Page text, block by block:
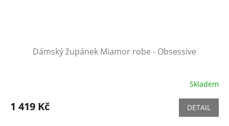
Dámský župánek Miamor robe - Obsessive
Skladem
1 419 Kč DETAIL